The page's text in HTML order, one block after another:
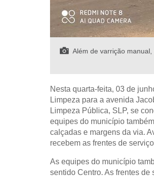
Além de varrição
Nesta quarta-feita, 03 de
Limpeza para a avenida
Limpeza Pública, SLP, se
equipes do município
calçadas e margens da via.
recebem as frentes de
As equipes do município
sentido Centro. As frentes